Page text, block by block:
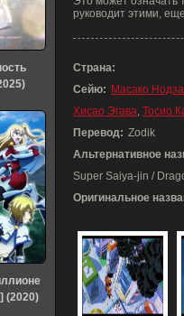
руководит этими,
Страна:
Сейю: Масако
Хисао Эгава, Тосио
Перевод: Zodik
Альтернативное
Super Saiya-jin /
Оригинальное
(2020)